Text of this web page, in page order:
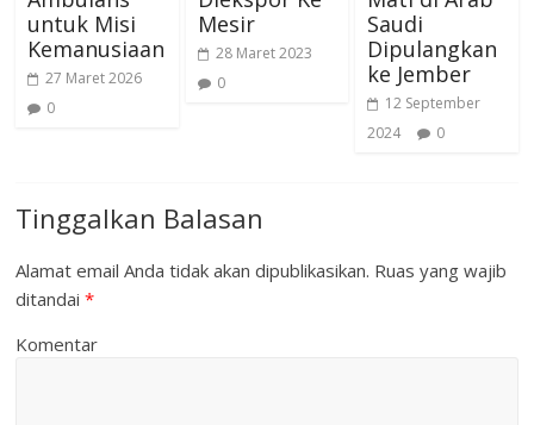
untuk Misi
Kemanusiaan
27 Maret 2026
0
Mesir
28 Maret 2023
0
Saudi
Dipulangkan
ke Jember
12 September
2024
0
Tinggalkan Balasan
Alamat email Anda tidak akan dipublikasikan. Ruas yang wajib
ditandai*
Komentar